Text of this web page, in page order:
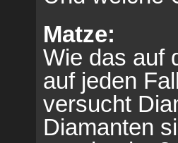
Matze:
Wie das auf
auf jeden
versucht
Diamanten